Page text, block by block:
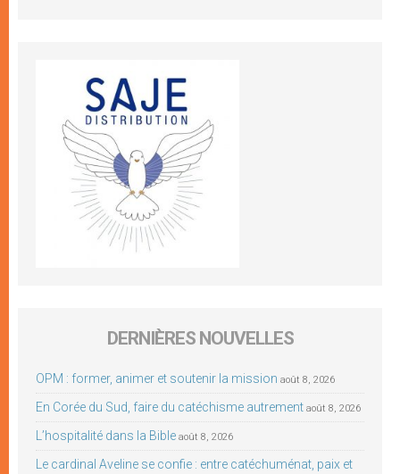
DERNIÈRES NOUVELLES
OPM : former, animer et soutenir la mission août 8, 2026
En Corée du Sud, faire du catéchisme autrement août 8, 2026
L’hospitalité dans la Bible août 8, 2026
Le cardinal Aveline se confie : entre catéchuménat, paix et